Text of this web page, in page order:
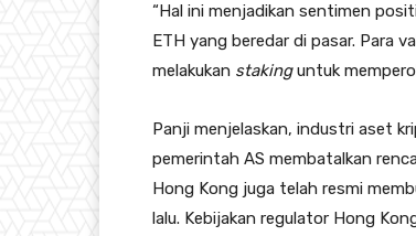
“Hal ini menjadikan sentimen
ETH yang beredar di pasar. Para
melakukan stakinguntuk
Panji menjelaskan, industri aset
pemerintah AS membatalkan
Hong Kong juga telah resmi
lalu. Kebijakan regulator Hong